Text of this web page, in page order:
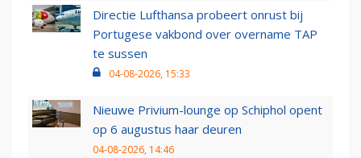
Directie Lufthansa probeert onrust bij
Portugese vakbond over overname TAP
te sussen
04-08-2026, 15:33
Nieuwe Privium-lounge op Schiphol opent
op 6 augustus haar deuren
04-08-2026, 14:46